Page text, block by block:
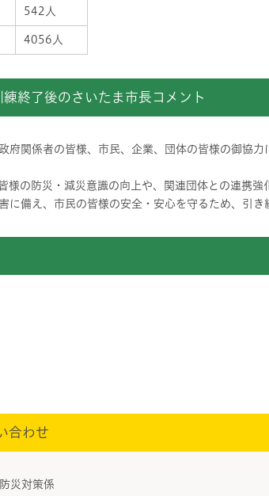
542人
4056人
終了後のさいたま市長コメント
府関係者の皆様、市民、企業、団体の皆様の御協
様の防災・減災意識の向上や、関連団体との連携強
に備え、市民の皆様の安全・安心を守るため、引き
合わせ
災対策係